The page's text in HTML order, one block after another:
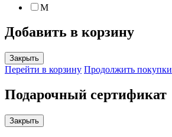
M
Добавить в корзину
Закрыть
Перейти в корзину Продолжить покупки
Подарочный сертификат
Закрыть